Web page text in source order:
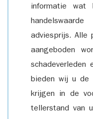
informatie wat
adviesprijs. Alle
aangeboden
schadeverleden
bieden wij u de
krijgen in de
tellerstand van